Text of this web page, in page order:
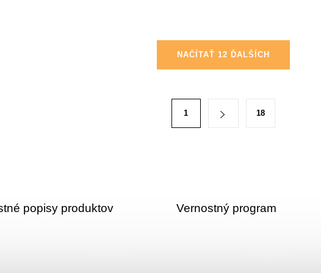
NAČÍTAŤ 12 ĎALŠÍCH
1 18
popisy produktov Vernostný program